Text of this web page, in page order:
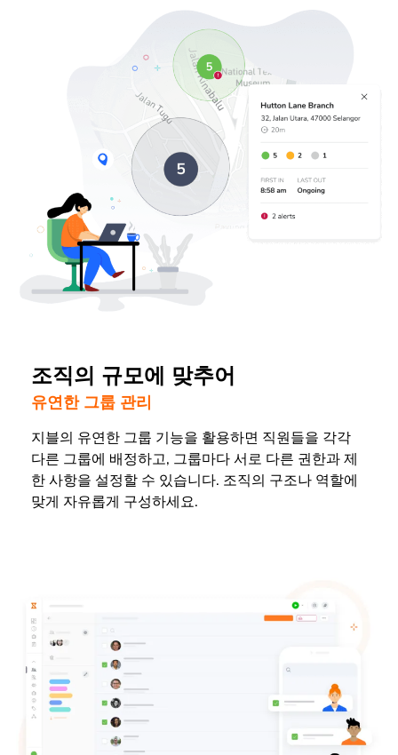
조직의 규모에 맞추어
유연한 그룹 관리
지블의 유연한 그룹 기능을 활용하면 직원들을 각각
다른 그룹에 배정하고, 그룹마다 서로 다른 권한과 제
한 사항을 설정할 수 있습니다. 조직의 구조나 역할에
맞게 자유롭게 구성하세요.